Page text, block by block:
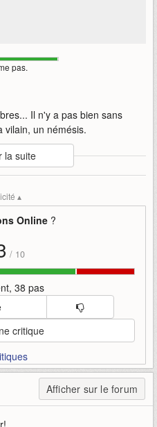
pas.
Il n'y a pas bien sans
vilain, un némésis.
la suite
▴
Online ?
/ 10
38 pas
critique
Afficher sur le forum